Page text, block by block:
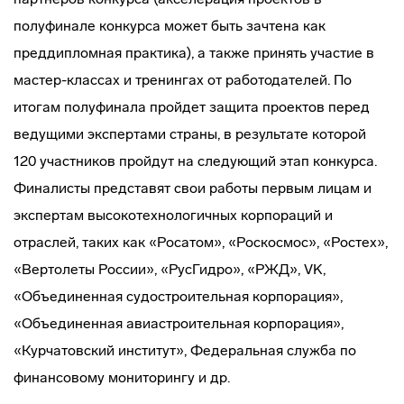
полуфинале конкурса может быть зачтена как
преддипломная практика), а также принять участие в
мастер-классах и тренингах от работодателей. По
итогам полуфинала пройдет защита проектов перед
ведущими экспертами страны, в результате которой
120 участников пройдут на следующий этап конкурса.
Финалисты представят свои работы первым лицам и
экспертам высокотехнологичных корпораций и
отраслей, таких как «Росатом», «Роскосмос», «Ростех»,
«Вертолеты России», «РусГидро», «РЖД», VK,
«Объединенная судостроительная корпорация»,
«Объединенная авиастроительная корпорация»,
«Курчатовский институт», Федеральная служба по
финансовому мониторингу и др.